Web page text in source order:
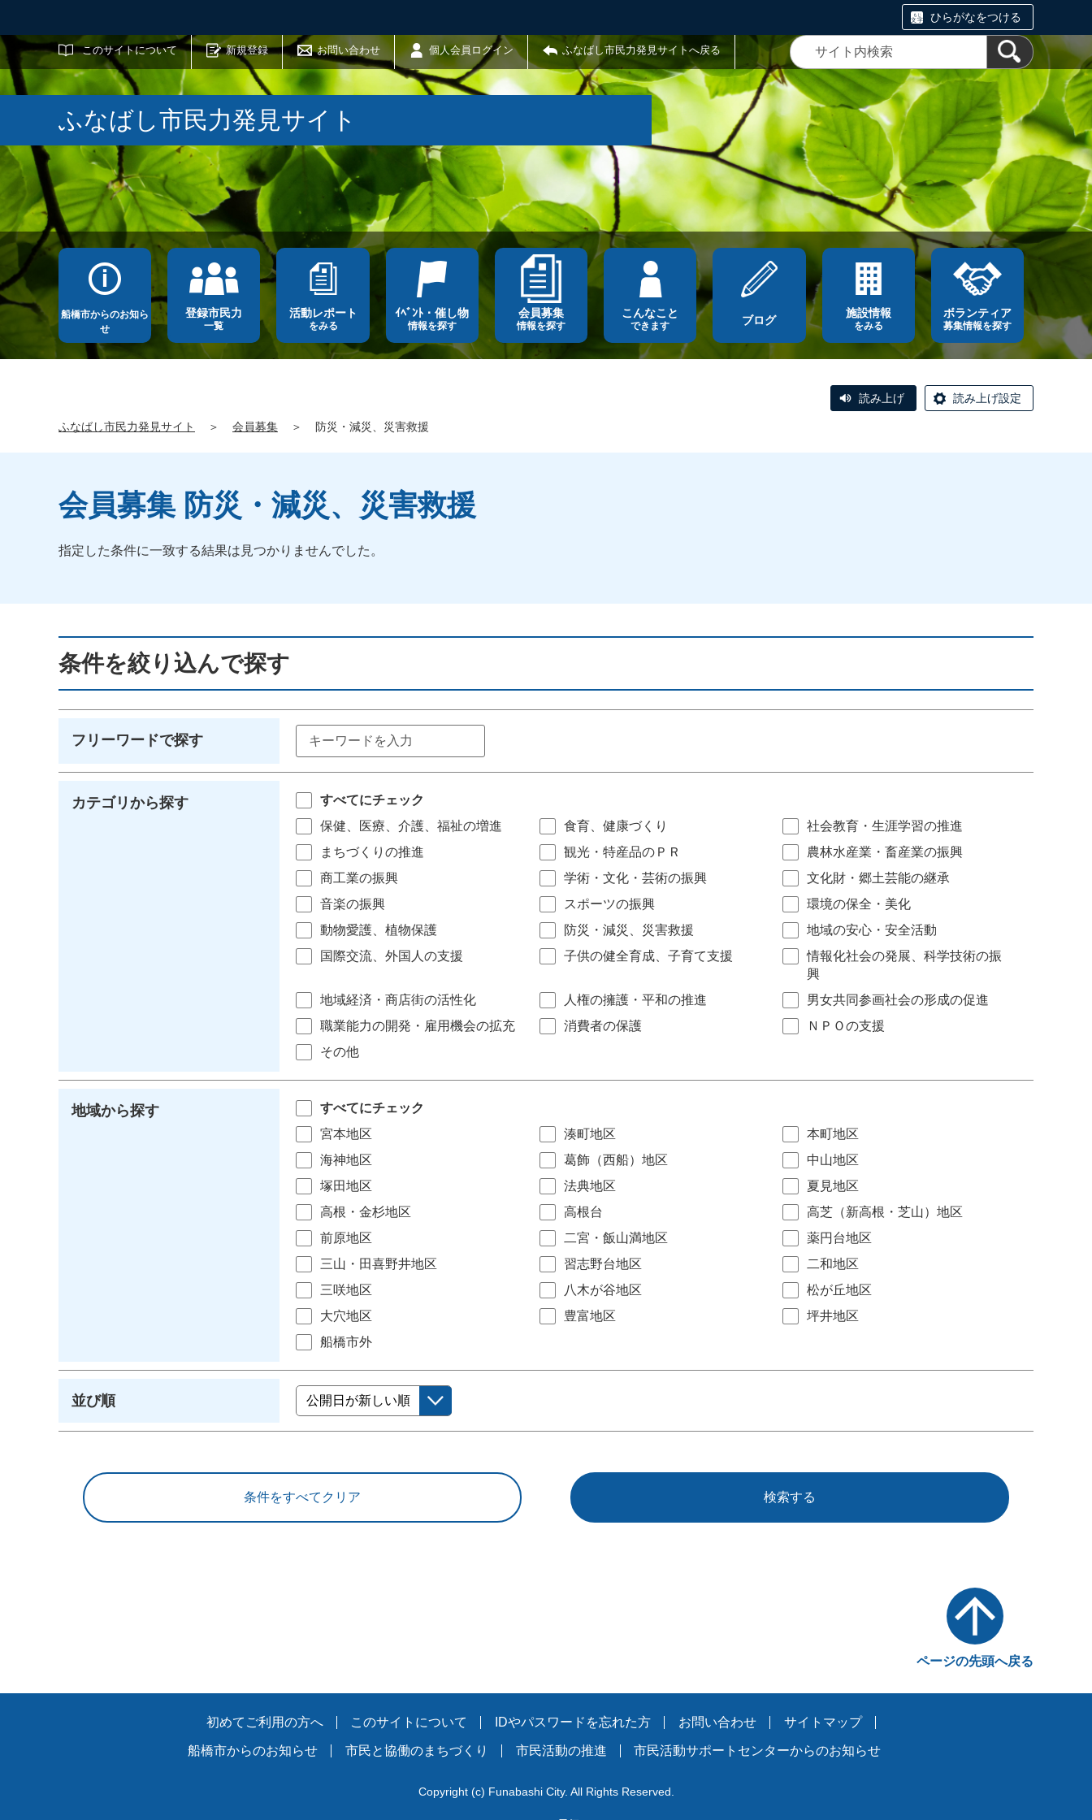
ひらがなをつける
このサイトについて 新規登録 お問い合わせ 個人会員ログイン ふなばし市民力発見サイトへ戻る
サイト内検索
ふなばし市民力発見サイト
船橋市からのお知ら
せ
登録市民力
一覧
活動レポート
をみる
ｲﾍﾞﾝﾄ・催し物
情報を探す
会員募集
情報を探す
こんなこと
できます ブログ
施設情報
をみる
ボランティア
募集情報を探す
読み上げ 読み上げ設定
ふなばし市民力発見サイト ＞ 会員募集 ＞ 防災・減災、災害救援
会員募集 防災・減災、災害救援
指定した条件に一致する結果は見つかりませんでした。
条件を絞り込んで探す
フリーワードで探す
カテゴリから探す
すべてにチェック
保健、医療、介護、福祉の増進
食育、健康づくり
社会教育・生涯学習の推進
まちづくりの推進
観光・特産品のＰＲ
農林水産業・畜産業の振興
商工業の振興
学術・文化・芸術の振興
文化財・郷土芸能の継承
音楽の振興
スポーツの振興
環境の保全・美化
動物愛護、植物保護
防災・減災、災害救援
地域の安心・安全活動
国際交流、外国人の支援
子供の健全育成、子育て支援
情報化社会の発展、科学技術の振
興
地域経済・商店街の活性化
人権の擁護・平和の推進
男女共同参画社会の形成の促進
職業能力の開発・雇用機会の拡充
消費者の保護
ＮＰＯの支援
その他
地域から探す
すべてにチェック
宮本地区
湊町地区
本町地区
海神地区
葛飾（西船）地区
中山地区
塚田地区
法典地区
夏見地区
高根・金杉地区
高根台
高芝（新高根・芝山）地区
前原地区
二宮・飯山満地区
薬円台地区
三山・田喜野井地区
習志野台地区
二和地区
三咲地区
八木が谷地区
松が丘地区
大穴地区
豊富地区
坪井地区
船橋市外
並び順
検索する
ページの先頭へ戻る
初めてご利用の方へ このサイトについて IDやパスワードを忘れた方 お問い合わせ サイトマップ
船橋市からのお知らせ 市民と協働のまちづくり 市民活動の推進 市民活動サポートセンターからのお知らせ
Copyright (c) Funabashi City. All Rights Reserved.